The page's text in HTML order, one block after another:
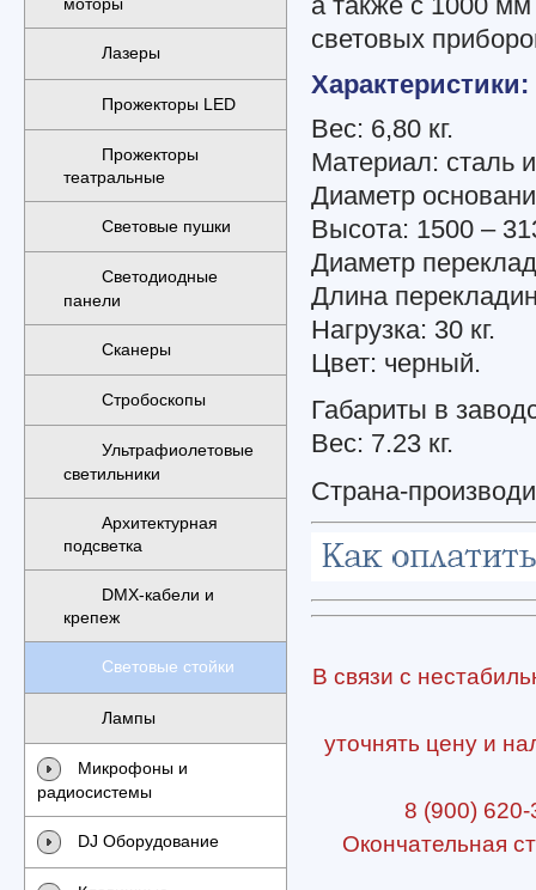
моторы
Лазеры
Прожекторы LED
Прожекторы
театральные
Световые пушки
Светодиодные
панели
Сканеры
Стробоскопы
Ультрафиолетовые
светильники
Архитектурная
подсветка
DMX-кабели и
крепеж
Световые стойки
Лампы
Микрофоны и
радиосистемы
DJ Оборудование
световых
Характеристики:
Вес: 6,80 кг.
Материал: сталь
Диаметр
Высота: 1500 –
Диаметр
Длина
Нагрузка: 30 кг.
Цвет: черный.
Габариты в
Вес: 7.23 кг.
Страна-
В связи с
уточнять цену и
8 (900)
Окончательная